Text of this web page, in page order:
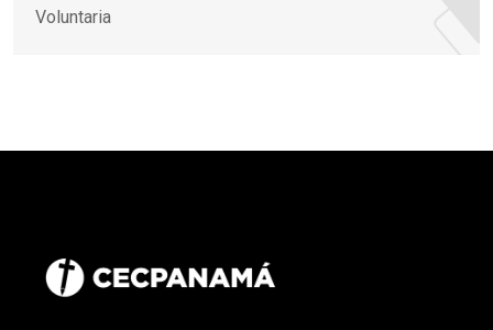
Voluntaria